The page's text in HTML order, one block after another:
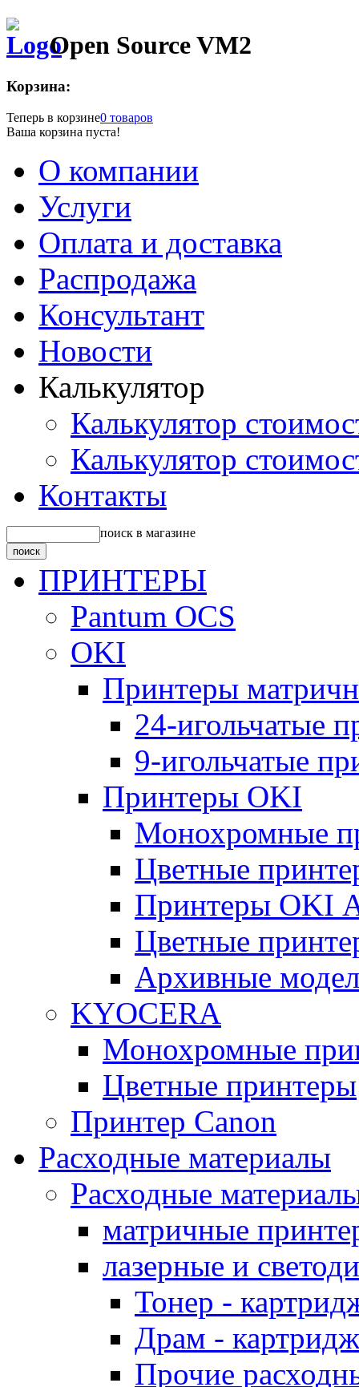
Open Source VM2
Корзина:
Теперь в корзине0 товаров
Ваша корзина пуста!
О компании
Услуги
Оплата и доставка
Распродажа
Консультант
Новости
Калькулятор
Калькулятор
Калькулятор
Контакты
поиск в магазине
ПРИНТЕРЫ
Pantum OCS
OKI
Принтеры
24-игольчатые
9-игольчатые
Принтеры OKI
Монохромные
Цветные
Принтеры OKI
Цветные
Архивные
KYOCERA
Монохромные
Цветные принтеры
Принтер Canon
Расходные материалы
Расходные
матричные
лазерные и
Тонер -
Драм -
Прочие